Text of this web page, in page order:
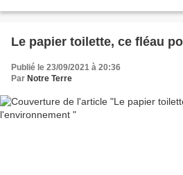
Le papier toilette, ce fléau
Publié le 23/09/2021 à 20:36
Par Notre Terre